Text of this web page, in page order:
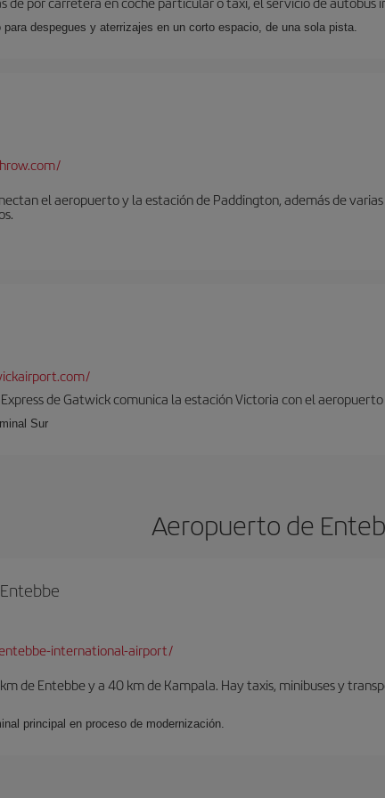
para despegues y aterrizajes en un corto espacio, de una sola pista.
el aeropuerto y la estación de Paddington, además de
de Gatwick comunica la estación Victoria con el
Sur
Aeropuerto de
international-airport/
de Entebbe y a 40 km de Kampala. Hay taxis, minibuses y
principal en proceso de modernización.